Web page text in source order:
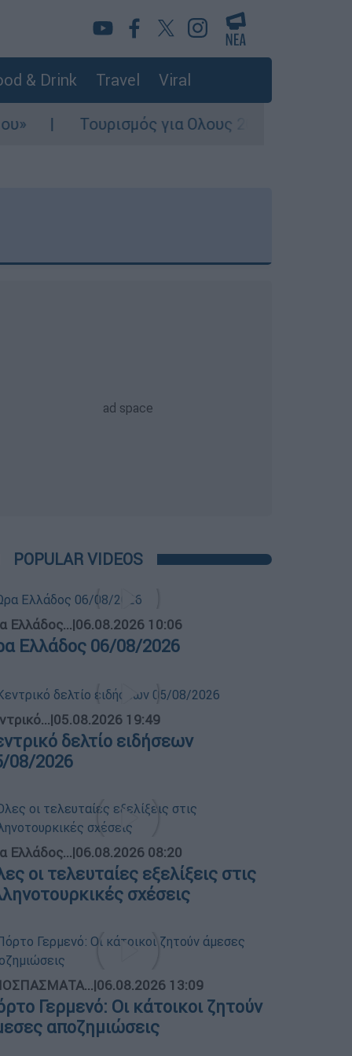
& Drink Travel Viral
για Ολους 2026-2027: Τα SOS για να
POPULAR VIDEOS
Ελλάδος...|06.08.2026 10:06
Ελλάδος 06/08/2026
|05.08.2026 19:49
δελτίο ειδήσεων
08/2026
Ελλάδος...|06.08.2026 08:20
οι τελευταίες εξελίξεις στις
σχέσεις
|06.08.2026 13:09
Γερμενό: Οι κάτοικοι ζητούν
αποζημιώσεις